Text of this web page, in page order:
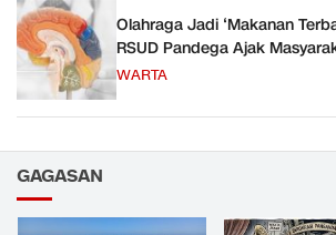
Olahraga Jadi ‘Makanan
RSUD Pandega Ajak
WARTA
GAGASAN